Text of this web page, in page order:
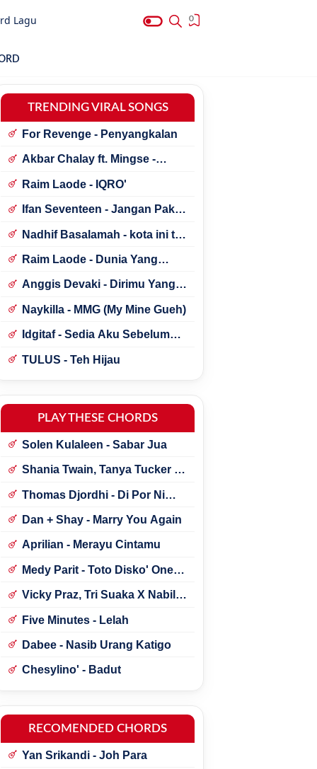
Lagu 0
TRENDING VIRAL SONGS
For Revenge - Penyangkalan
Akbar Chalay ft. Mingse -
Raim Laode - IQRO'
Ifan Seventeen - Jangan Paksa
Nadhif Basalamah - kota ini tak
Raim Laode - Dunia Yang
Anggis Devaki - Dirimu Yang
Naykilla - MMG (My Mine Gueh)
Idgitaf - Sedia Aku Sebelum
TULUS - Teh Hijau
PLAY THESE CHORDS
Solen Kulaleen - Sabar Jua
Shania Twain, Tanya Tucker -
Thomas Djordhi - Di Por Ni
Dan + Shay - Marry You Again
Aprilian - Merayu Cintamu
Medy Parit - Toto Disko' One
Vicky Praz, Tri Suaka X Nabila
Five Minutes - Lelah
Dabee - Nasib Urang Katigo
Chesylino' - Badut
RECOMENDED CHORDS
Yan Srikandi - Joh Para